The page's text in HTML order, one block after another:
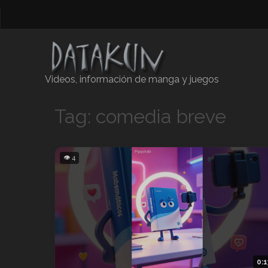
Videos, información de manga y juegos
Tag: comedia breve
👁 4